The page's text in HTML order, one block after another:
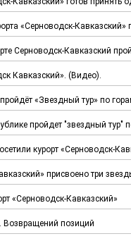
«Серноводск-
Серноводск-Кавказский
Кавказский». (Видео).
«Звездный тур» по
пройдет "звездный тур"
курорт «Серноводск-
присвоено три
«Серноводск-Кавказский»
Возвращений позиций